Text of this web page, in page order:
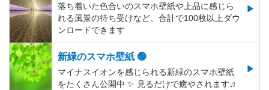
落ち着いた色合いのスマホ壁紙や上品に感じら
れる風景の待ち受けなど、合計で100枚以上ダウ
ンロードできます
新緑のスマホ壁紙 🟢
マイナスイオンを感じられる新緑のスマホ壁紙
をたくさん公開中 ✨ 見るだけで癒やされます♫